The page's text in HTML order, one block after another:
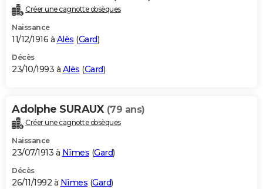
Créer une cagnotte obsèques
Naissance
11/12/1916 à Alès (Gard)
Décès
23/10/1993 à Alès (Gard)
Adolphe SURAUX (79 ans)
Créer une cagnotte obsèques
Naissance
23/07/1913 à Nîmes (Gard)
Décès
26/11/1992 à Nîmes (Gard)